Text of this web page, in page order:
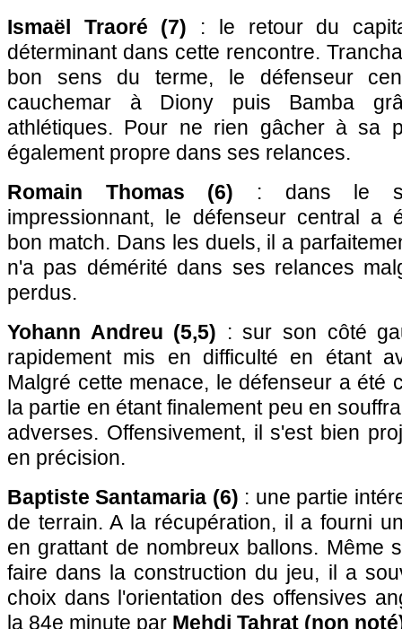
Ismaël Traoré (7) : le retour du
déterminant dans cette rencontre.
bon sens du terme, le défenseur
cauchemar à Diony puis Bamba
athlétiques. Pour ne rien gâcher à sa
également propre dans ses relances.
Romain Thomas (6) : dans le
impressionnant, le défenseur central a
bon match. Dans les duels, il a
n'a pas démérité dans ses relances
perdus.
Yohann Andreu (5,5) : sur son côté
rapidement mis en difficulté en étant
Malgré cette menace, le défenseur a été
la partie en étant finalement peu en
adverses. Offensivement, il s'est bien
en précision.
Baptiste Santamaria (6) : une partie
de terrain. A la récupération, il a fourni
en grattant de nombreux ballons. Même
faire dans la construction du jeu, il a
choix dans l'orientation des offensives
la 84e minute par Mehdi Tahrat (non